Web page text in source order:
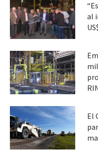
al
El